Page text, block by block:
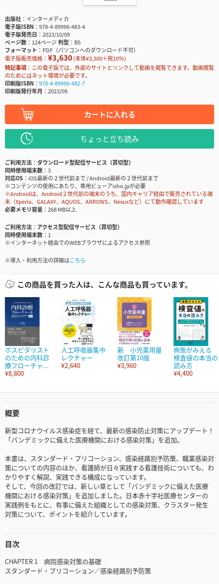
出版社
インターメディカ
電子版ISBN
978-4-89996-483-4
電子版発売日
2023/10/09
ページ数
124ページ判型
B5
フォーマット
PDF（パソコンへのダウンロード不可）
電子版販売価格： ¥3,630(本体¥3,300＋税10％)
特記事項
この電子版では、外部のサイトとリンクして動画を閲覧できます。動画閲覧
のためにはネット環境が必要です。
印刷版ISBN
978-4-89996-482-7
印刷版発行年月
2023/09
カートに入れる
ちょっと立ち読み
ご利用方法
ダウンロード型配信サービス（買切型）
同時使用端末数
3
対応OS
iOS最新の２世代前まで / Android最新の２世代前まで
※コンテンツの使用にあたり、専用ビューアisho.jpが必要
※Androidは、Android２世代前の端末のうち、国内キャリア経由で販売されている端
末（Xperia、GALAXY、AQUOS、ARROWS、Nexusなど）にて動作確認しています
必要メモリ容量
268 MB以上
ご利用方法
アクセス型配信サービス（買切型）
同時使用端末数
1
※インターネット経由でのWEBブラウザによるアクセス参照
※導入・利用方法の詳細はこちら
この商品を買った人は、こんな商品も買っています。
ホスピタリスト
のための内科診
療フローチャ...
¥8,800
人工呼吸器集中
レクチャー
¥2,640
新 小児薬用量
改訂第10版
¥3,960
病態がみえる
検査値の本当の
読み方
¥4,400
概要
新型コロナウイルス感染症を経て、最新の感染防止対策にアップデート！
「パンデミックに備えた医療機関における感染対策」を追加。
本書は、スタンダード・プリコーション、感染経路別予防策、職業感染対
策についての内容のほか、看護師が日々実践する看護技術についても、わ
かりやすく解説、実践できる構成になっています。
そして、今回の改訂では、新しい章として「パンデミックに備えた医療
機関における感染対策」を追加しました。日本赤十字社医療センターの
実践例をもとに、有事に備えた組織としての感染対策、クラスター発生
対策について、ポイントを紹介しています。
目次
CHAPTER 1 病院感染対策の基礎
スタンダード・プリコーション／感染経路別予防策